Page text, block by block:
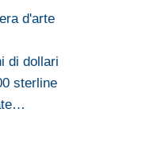
d'arte
di dollari
sterline